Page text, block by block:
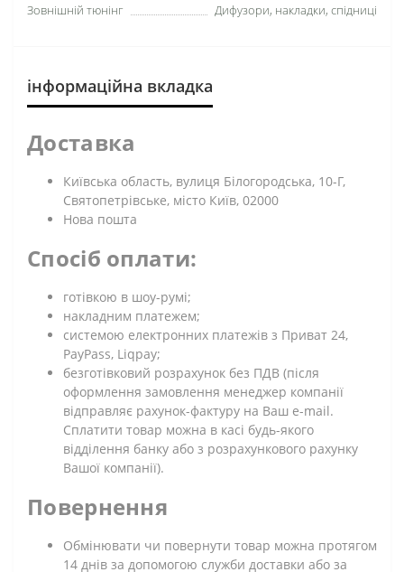
Зовнішній тюнінг Дифузори, накладки, спідниці
інформаційна вкладка
Доставка
Київська область, вулиця Білогородська, 10-Г,
Святопетрівське, місто Київ, 02000
Нова пошта
Спосіб оплати:
готівкою в шоу-румі;
накладним платежем;
системою електронних платежів з Приват 24,
PayPass, Liqpay;
безготівковий розрахунок без ПДВ (після
оформлення замовлення менеджер компанії
відправляє рахунок-фактуру на Ваш e-mail.
Сплатити товар можна в касі будь-якого
відділення банку або з розрахункового рахунку
Вашої компанії).
Повернення
Обмінювати чи повернути товар можна протягом
14 днів за допомогою служби доставки або за